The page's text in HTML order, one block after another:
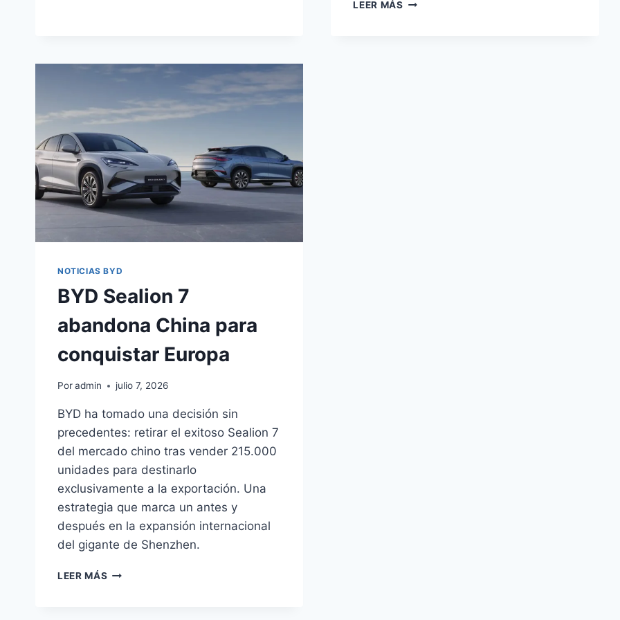
CON
KM
DE
LEER MÁS
NOTICIAS BYD
BYD Sealion 7
abandona China para
conquistar Europa
Poradmin julio 7, 2026
BYD ha tomado una decisión sin
precedentes: retirar el exitoso Sealion 7
del mercado chino tras vender 215.000
unidades para destinarlo
exclusivamente a la exportación. Una
estrategia que marca un antes y
después en la expansión internacional
del gigante de Shenzhen.
LEER MÁS BYD